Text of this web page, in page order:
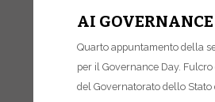
AI
Quarto appuntamento della
per il Governance Day.
del Governatorato dello Stato